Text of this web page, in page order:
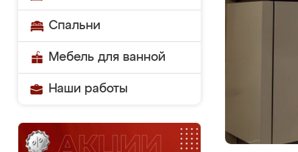
Спальни
Мебель для ванной
Наши работы